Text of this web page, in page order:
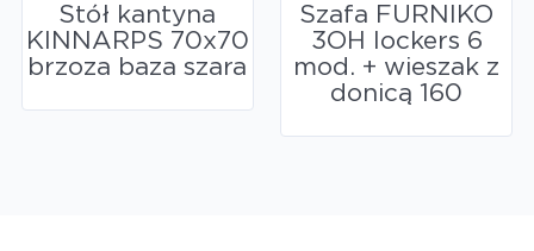
Stół kantyna
KINNARPS 70x70
brzoza baza szara
Szafa FURNIKO
3OH lockers 6
mod. + wieszak z
donicą 160